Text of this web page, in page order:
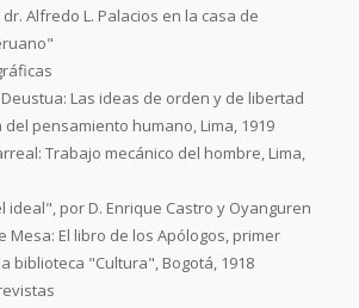
Alfredo L. Palacios en la casa de
Las ideas de orden y de libertad
pensamiento humano, Lima, 1919
Trabajo mecánico del hombre, Lima,
ideal", por D. Enrique Castro y Oyanguren
Mesa: El libro de los Apólogos, primer
biblioteca "Cultura", Bogotá, 1918